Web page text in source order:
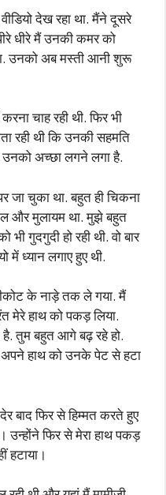
देख रहा था. मैंने दूसरे
धीरे मैं उनकी कमर को
उनको अब मस्ती आनी शुरू
चाह रही थी. फिर भी
रही थी कि उनकी सहमति
अच्छा लगने लगा है.
जा चुका था. बहुत ही चिकना
और मुलायम था. मुझे बहुत
गुदगुदी हो रही थी. वो बार
में ध्यान लगाए हुए थी.
के नाड़े तक ले गया. मैं
मेरे हाथ को पकड़ लिया.
है. तुम बहुत आगे बढ़ रहे हो.
हाथ को उनके पेट से हटा
बाद फिर से हिम्मत करते हुए
उन्होंने फिर से मेरा हाथ पकड़
हटाया।